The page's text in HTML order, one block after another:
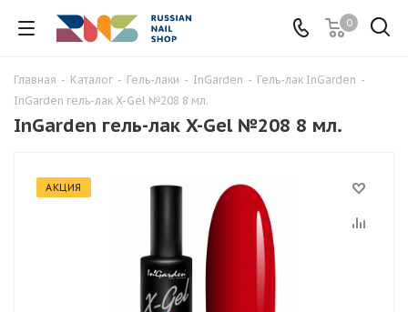
0
Главная - Каталог - Гель-лаки - InGarden - Гель-лак InGarden -
InGarden гель-лак X-Gel №208 8 мл.
InGarden гель-лак X-Gel №208 8 мл.
АКЦИЯ